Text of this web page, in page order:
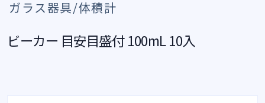
ガラス器具/体積計
ビーカー 目安目盛付 100mL 10入